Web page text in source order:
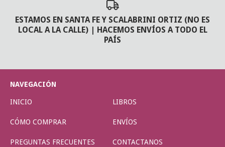
ESTAMOS EN SANTA FE Y SCALABRINI ORTIZ (NO ES
LOCAL A LA CALLE) | HACEMOS ENVÍOS A TODO EL
PAÍS
NAVEGACIÓN
INICIO LIBROS
CÓMO COMPRAR ENVÍOS
PREGUNTAS FRECUENTES CONTACTANOS